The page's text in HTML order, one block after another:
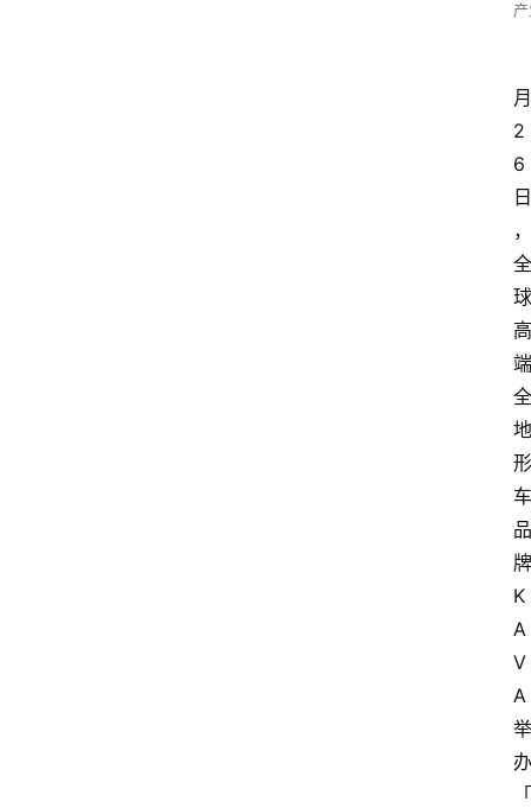
月
2
6
日
，
全
球
高
端
全
地
形
车
品
牌
K
A
V
A
举
办
「